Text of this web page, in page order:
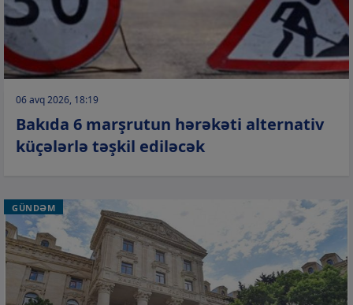
06 avq 2026, 18:19
Bakıda 6 marşrutun hərəkəti alternativ
küçələrlə təşkil ediləcək
GÜNDƏM